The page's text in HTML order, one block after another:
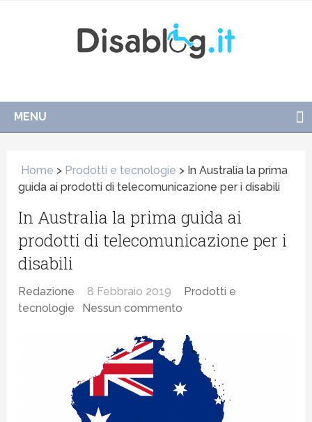
MENU
Home > Prodotti e tecnologie > In Australia la prima
guida ai prodotti di telecomunicazione per i disabili
In Australia la prima guida ai
prodotti di telecomunicazione per i
disabili
Redazione 8 Febbraio 2019
Prodotti e
tecnologie
Nessun commento